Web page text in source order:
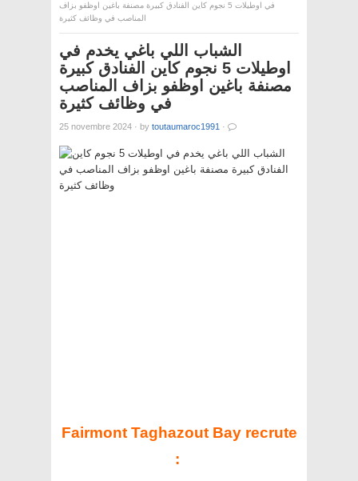
في اوطيلات 5 نجوم كاين الفنادق كبيرة مصنفة باغين اوظفو بزاف
المناصب في وظائف كثيرة
الشباب اللي باغي يخدم في
اوطيلات 5 نجوم كاين الفنادق كبيرة
مصنفة باغين اوظفو بزاف المناصب
في وظائف كثيرة
25 novembre 2024 · by toutaumaroc1991 ·
Fairmont Taghazout Bay recrute
: